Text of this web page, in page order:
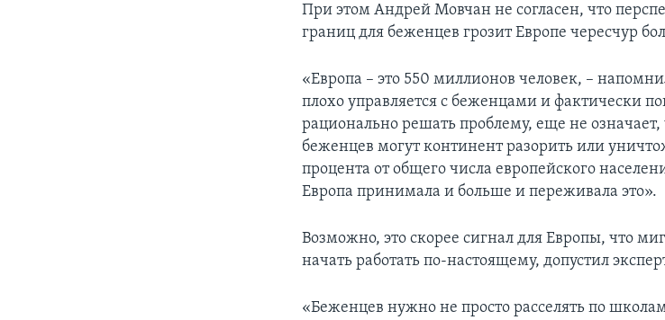
При этом Андрей Мовчан не согласен, что
границ для беженцев грозит Европе чересчур
«Европа – это 550 миллионов человек, –
плохо управляется с беженцами и фактически
рационально решать проблему, еще не
беженцев могут континент разорить или
процента от общего числа европейского
Европа принимала и больше и переживала это».
Возможно, это скорее сигнал для Европы, что
начать работать по-настоящему, допустил
«Беженцев нужно не просто расселять по